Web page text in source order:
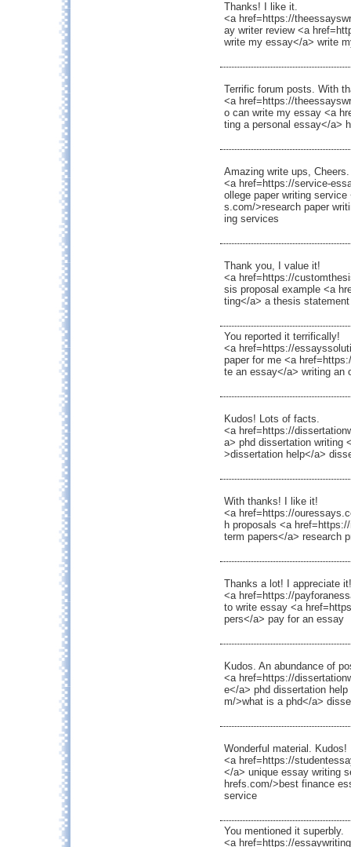
Thanks! I like it.
<a href=https://
ay writer review <a
write my essay</a> write
Terrific forum posts. With
<a href=https://
o can write my essay <a
ting a personal essay</a>
Amazing write ups, Cheers.
<a href=https://service-
ollege paper writing
s.com/>research paper
ing services
Thank you, I value it!
<a href=https://
sis proposal example <a
ting</a> a thesis statement
You reported it terrifically!
<a href=https://
paper for me <a
te an essay</a> writing an
Kudos! Lots of facts.
<a href=https://
a> phd dissertation writing
>dissertation help</a>
With thanks! I like it!
<a href=https://
h proposals <a
term papers</a> research
Thanks a lot! I appreciate it!
<a href=https://
to write essay <a
pers</a> pay for an essay
Kudos. An abundance of
<a href=https://
e</a> phd dissertation
m/>what is a phd</a>
Wonderful material. Kudos!
<a href=https://
</a> unique essay writing
hrefs.com/>best finance
service
You mentioned it superbly.
<a href=https://